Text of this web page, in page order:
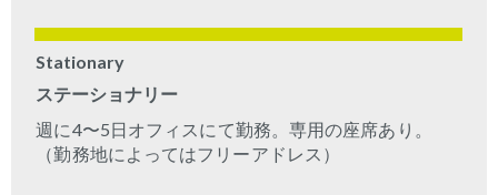
Stationary
ステーショナリー
週に4〜5日オフィスにて勤務。専用の座席あり。
（勤務地によってはフリーアドレス）